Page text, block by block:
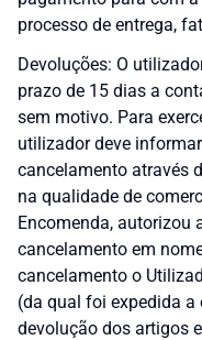
processo de entrega,
Devoluções: O
prazo de 15 dias a
sem motivo. Para
utilizador deve
cancelamento através
na qualidade de
Encomenda, autorizou
cancelamento em
cancelamento o
(da qual foi expedida a
devolução dos artigos